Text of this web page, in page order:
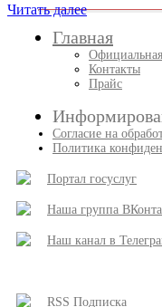
Читать далее
Главная
Контакты
Прайс
Согласие на
Политика
Портал госуслуг
Наша группа
Наш канал в
RSS Подписка